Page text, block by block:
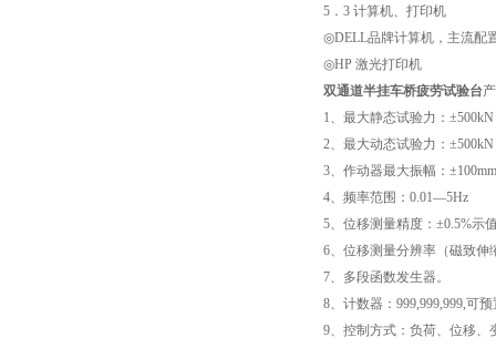
5．3 计算机、打印机
◎DELL品牌计算机，主流配
◎HP 激光打印机
双通道半挂车桥疲劳试验台
1、最大静态试验力：
2、最大动态试验力：
3、作动器最大振幅：
4、频率范围：0.01—5Hz
5、位移测量精度：±0.5%示
6、位移测量分辨率（磁致伸
7、多段函数发生器。
8、计数器：999,999,999,可
9、控制方式：负荷、位移